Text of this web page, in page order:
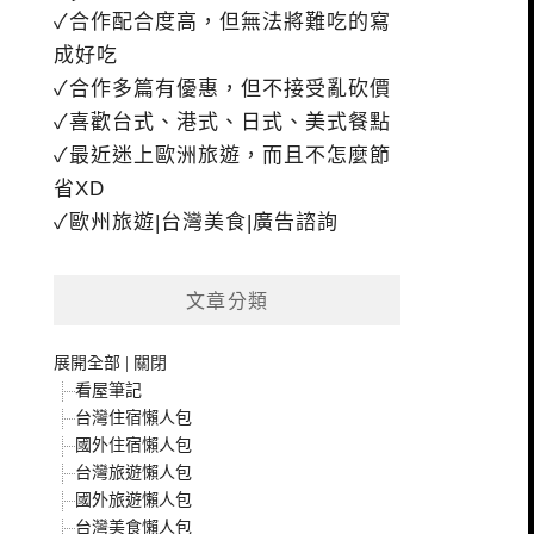
✓合作配合度高，但無法將難吃的寫
成好吃
✓合作多篇有優惠，但不接受亂砍價
✓喜歡台式、港式、日式、美式餐點
✓最近迷上歐洲旅遊，而且不怎麼節
省XD
✓歐州旅遊|台灣美食|廣告諮詢
文章分類
展開全部
關閉
看屋筆記
台灣住宿懶人包
國外住宿懶人包
台灣旅遊懶人包
國外旅遊懶人包
台灣美食懶人包